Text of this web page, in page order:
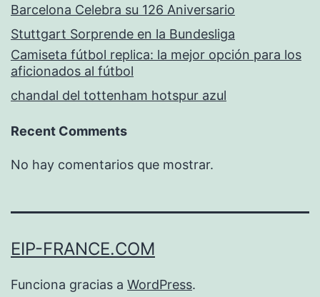
Barcelona Celebra su 126 Aniversario
Stuttgart Sorprende en la Bundesliga
Camiseta fútbol replica: la mejor opción para los
aficionados al fútbol
chandal del tottenham hotspur azul
Recent Comments
No hay comentarios que mostrar.
EIP-FRANCE.COM
Funciona gracias a WordPress.